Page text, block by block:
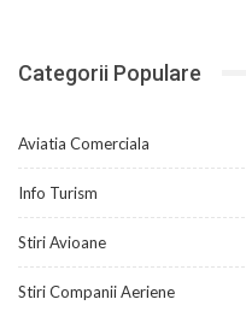
Categorii Populare
Aviatia Comerciala
Info Turism
Stiri Avioane
Stiri Companii Aeriene